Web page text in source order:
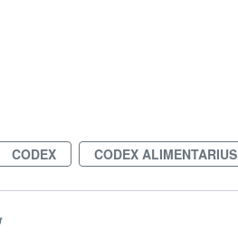
CODEX CODEX ALIMENTARIUS